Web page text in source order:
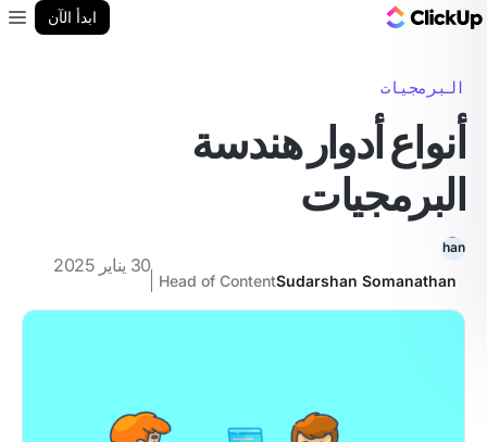
ابدأ الآن
البرمجيات
أنواع أدوار هندسة
البرمجيات
Sudarshan Somanathan
Head of Content
30 يناير 2025